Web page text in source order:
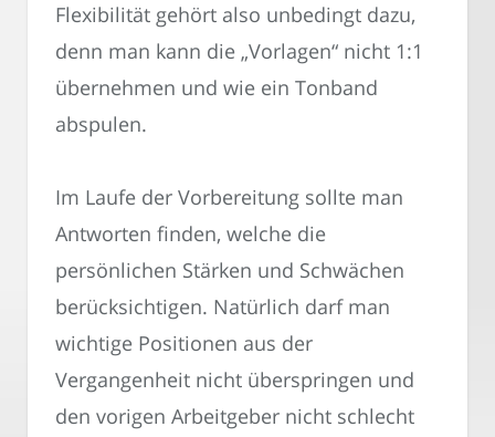
Flexibilität gehört also unbedingt dazu,
denn man kann die „Vorlagen“ nicht 1:1
übernehmen und wie ein Tonband
abspulen.
Im Laufe der Vorbereitung sollte man
Antworten finden, welche die
persönlichen Stärken und Schwächen
berücksichtigen. Natürlich darf man
wichtige Positionen aus der
Vergangenheit nicht überspringen und
den vorigen Arbeitgeber nicht schlecht